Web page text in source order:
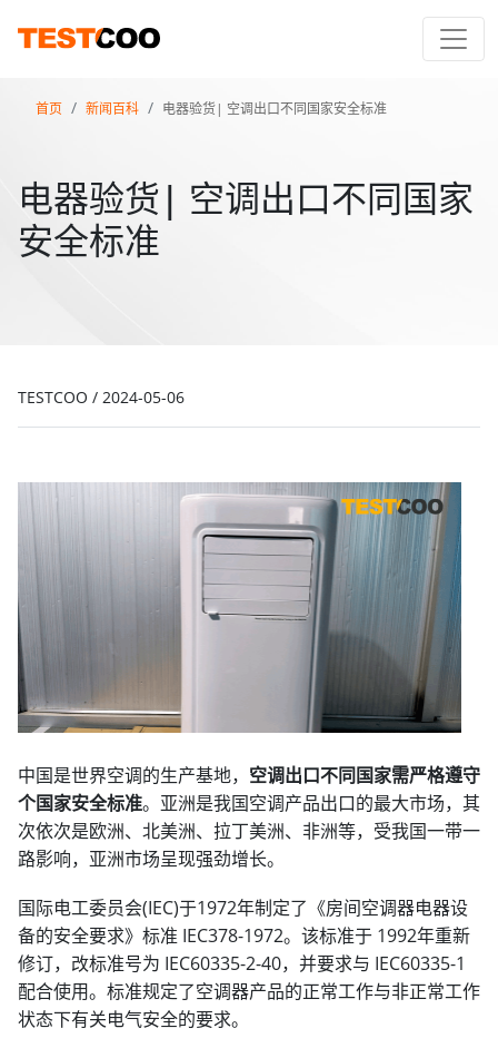
首页 新闻百科 电器验货| 空调出口不同国家安全标准
电器验货| 空调出口不同国家
安全标准
TESTCOO / 2024-05-06
中国是世界空调的生产基地， 空调出口不同国家需严格遵守
个国家安全标准。亚洲是我国空调产品出口的最大市场，其
次依次是欧洲、北美洲、拉丁美洲、非洲等，受我国一带一
路影响，亚洲市场呈现强劲增长。
国际电工委员会(IEC)于1972年制定了《房间空调器电器设
备的安全要求》标准 IEC378-1972。该标准于 1992年重新
修订，改标准号为 IEC60335-2-40，并要求与 IEC60335-1
配合使用。标准规定了空调器产品的正常工作与非正常工作
状态下有关电气安全的要求。